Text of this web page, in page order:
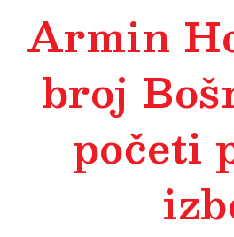
Armin
broj
početi